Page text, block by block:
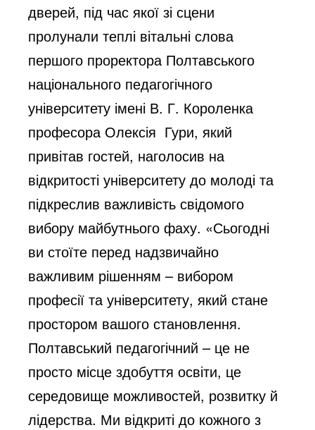
дверей, під час якої зі сцени
пролунали теплі вітальні слова
першого проректора Полтавського
національного педагогічного
університету імені В. Г. Короленка
професора Олексія Гури, який
привітав гостей, наголосив на
відкритості університету до молоді та
підкреслив важливість свідомого
вибору майбутнього фаху. «Сьогодні
ви стоїте перед надзвичайно
важливим рішенням – вибором
професії та університету, який стане
простором вашого становлення.
Полтавський педагогічний – це не
просто місце здобуття освіти, це
середовище можливостей, розвитку й
лідерства. Ми відкриті до кожного з